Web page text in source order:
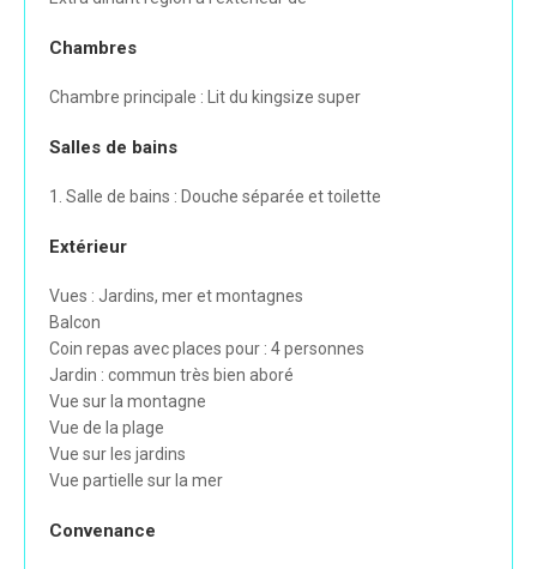
Chambres
Chambre principale : Lit du kingsize super
Salles de bains
1. Salle de bains : Douche séparée et toilette
Extérieur
Vues : Jardins, mer et montagnes
Balcon
Coin repas avec places pour : 4 personnes
Jardin : commun très bien aboré
Vue sur la montagne
Vue de la plage
Vue sur les jardins
Vue partielle sur la mer
Convenance